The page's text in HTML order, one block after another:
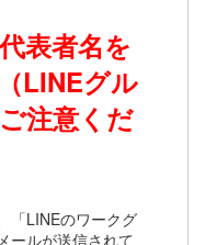
表者名を
LINEグル
注意くだ
「LINEのワークグ
ールが送信されて